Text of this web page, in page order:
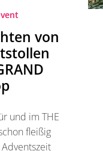
von
und im THE
fleißig